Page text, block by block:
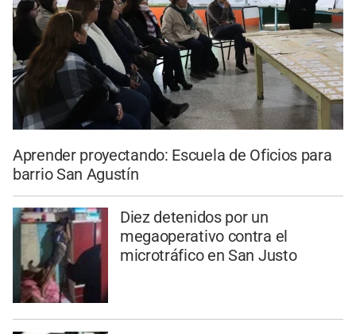
Aprender proyectando: Escuela de Oficios para
barrio San Agustín
Diez detenidos por un
megaoperativo contra el
microtráfico en San Justo